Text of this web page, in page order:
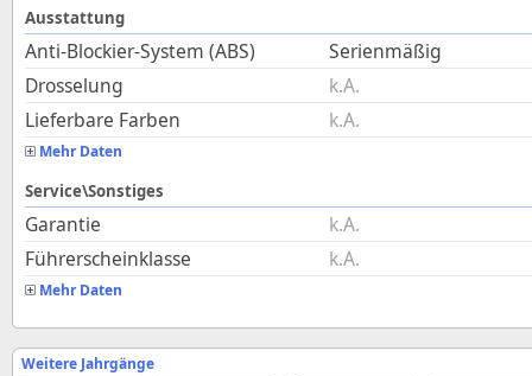
Ausstattung
Anti-Blockier-System (ABS)
Serienmäßig
Drosselung
k.A.
Lieferbare Farben
k.A.
Mehr Daten
Service\Sonstiges
Garantie
k.A.
Führerscheinklasse
k.A.
Mehr Daten
Weitere Jahrgänge